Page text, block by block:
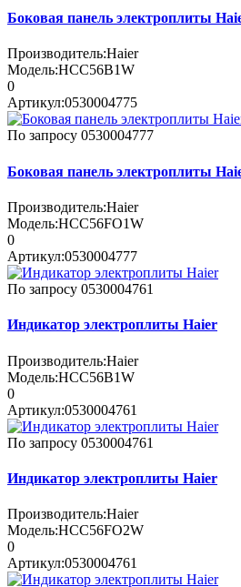
Боковая панель электроплиты
Производитель:Haier
Модель:HCC56B1W
0
Артикул:0530004775
По запросу 0530004777
Боковая панель электроплиты
Производитель:Haier
Модель:HCC56FO1W
0
Артикул:0530004777
По запросу 0530004761
Индикатор электроплиты Haier
Производитель:Haier
Модель:HCC56B1W
0
Артикул:0530004761
По запросу 0530004761
Индикатор электроплиты Haier
Производитель:Haier
Модель:HCC56FO2W
0
Артикул:0530004761